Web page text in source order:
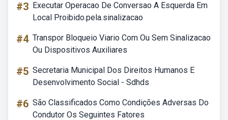
#3 Executar Operacao De Conversao A Esquerda Em
Local Proibido.pela.sinalizacao
#4 Transpor Bloqueio Viario Com Ou Sem Sinalizacao
Ou Dispositivos Auxiliares
#5 Secretaria Municipal Dos Direitos Humanos E
Desenvolvimento Social - Sdhds
#6 São Classificados Como Condições Adversas Do
Condutor Os Seguintes Fatores